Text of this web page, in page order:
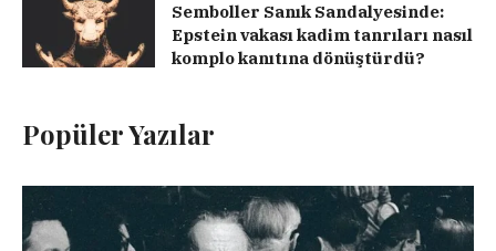
Semboller Sanık Sandalyesinde:
Epstein vakası kadim tanrıları nasıl
komplo kanıtına dönüştürdü?
Popüler Yazılar